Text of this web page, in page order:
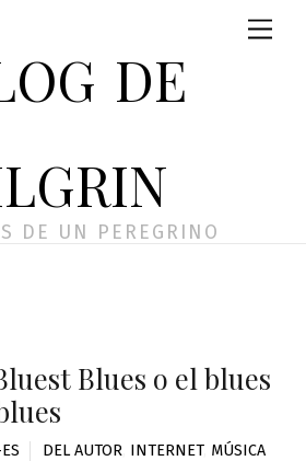
de
DE UN PEREGRINO
Blues o el blues
DEL AUTOR INTERNET, MÚSICA